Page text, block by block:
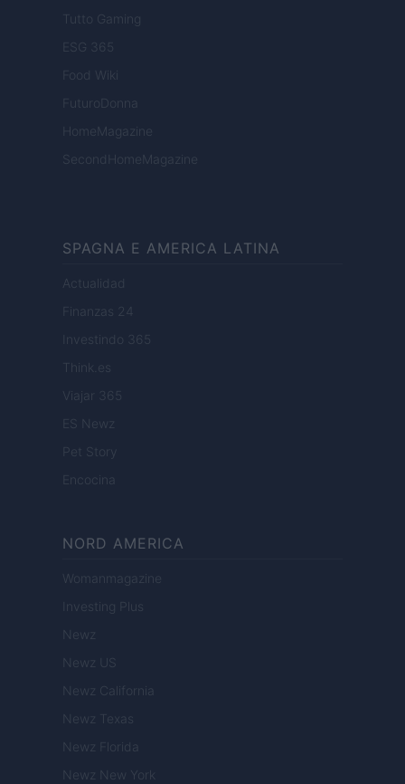
Tutto Gaming
ESG 365
Food Wiki
FuturoDonna
HomeMagazine
SecondHomeMagazine
SPAGNA E AMERICA LATINA
Actualidad
Finanzas 24
Investindo 365
Think.es
Viajar 365
ES Newz
Pet Story
Encocina
NORD AMERICA
Womanmagazine
Investing Plus
Newz
Newz US
Newz California
Newz Texas
Newz Florida
Newz New York